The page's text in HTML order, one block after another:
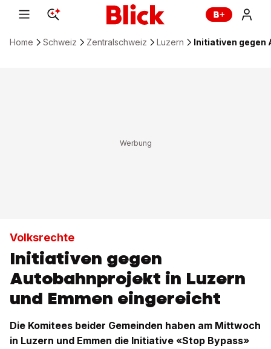
Home Schweiz Zentralschweiz Luzern Initiativen gegen
Volksrechte
Initiativen gegen
Autobahnprojekt in Luzern
und Emmen eingereicht
Die Komitees beider Gemeinden haben am Mittwoch
in Luzern und Emmen die Initiative «Stop Bypass»